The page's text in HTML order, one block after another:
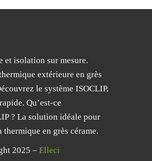
et isolation sur mesure.
extérieure en grès
le système ISOCLIP,
Qu’est-ce
? La solution idéale pour
thermique en grès cérame.
2025 – Elleci